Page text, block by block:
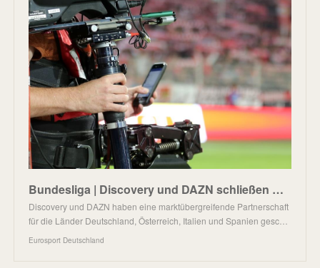
Bundesliga | Discovery und DAZN schließen marktübergreifende Partnerschaft
Discovery und DAZN haben eine marktübergreifende Partnerschaft
für die Länder Deutschland, Österreich, Italien und Spanien gesc…
Eurosport Deutschland